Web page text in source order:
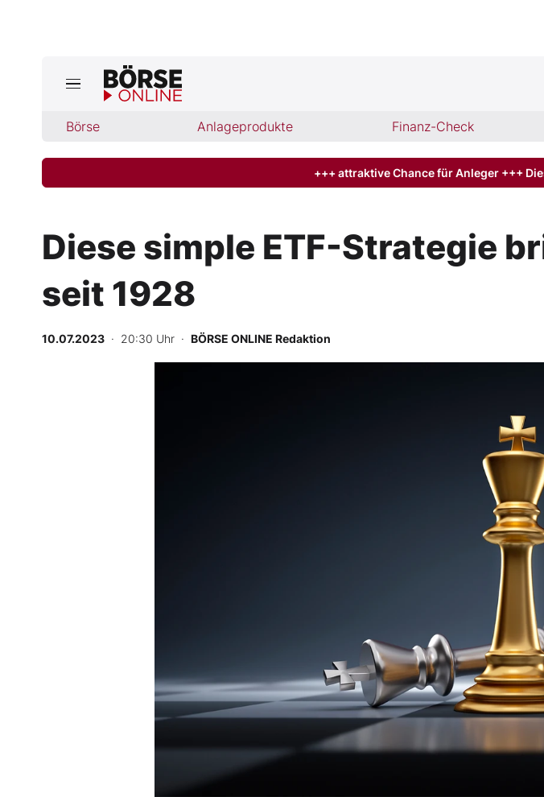
Börse Anlageprodukte Finanz-Check
Jetzt aktuelle Ausgabe BÖRSE ONLINE lesen
Finanz-Check
Abo & Shop
BO-Musterdepots
+++ attraktive Chance für Anleger +++
Diese simple ETF-Strategie
seit 1928
10.07.2023 · 20:30 Uhr · BÖRSE ONLINE Redaktion